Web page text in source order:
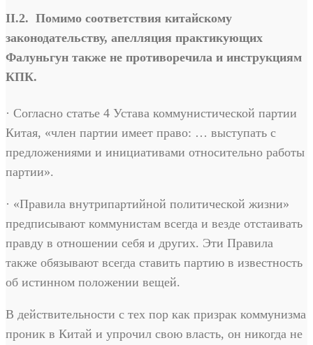
II.2. Помимо соответствия китайскому
законодательству, апелляция практикующих
Фалуньгун также не противоречила и инструкциям
КПК.
· Согласно статье 4 Устава коммунистической партии
Китая, «член партии имеет право: … выступать с
предложениями и инициативами относительно работы
партии».
· «Правила внутрипартийной политической жизни»
предписывают коммунистам всегда и везде отстаивать
правду в отношении себя и других. Эти Правила
также обязывают всегда ставить партию в известность
об истинном положении вещей.
В действительности с тех пор как призрак коммунизма
проник в Китай и упрочил свою власть, он никогда не